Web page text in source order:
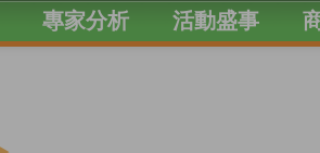
專家分析 活動盛事